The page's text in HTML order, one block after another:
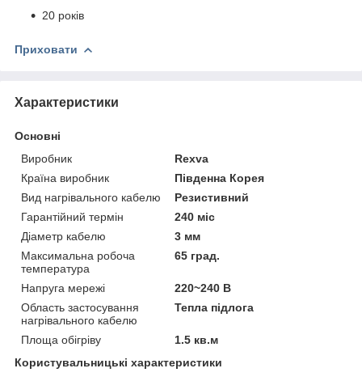
20 років
Приховати
Характеристики
Основні
Виробник
Rexva
Країна виробник
Південна Корея
Вид нагрівального кабелю
Резистивний
Гарантійний термін
240 міс
Діаметр кабелю
3 мм
Максимальна робоча
температура
65 град.
Напруга мережі
220~240 В
Область застосування
нагрівального кабелю
Тепла підлога
Площа обігріву
1.5 кв.м
Користувальницькі характеристики